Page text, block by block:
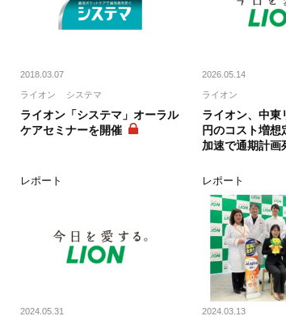
2018.03.07
ライオン システマ
ライオン「システマ」オーラル
ケアセミナーを開催
2026.05.14
ライオン
ライオン、中東
円のコスト増想
加速で通期計画
レポート
2024.05.31
レポート
2024.03.13